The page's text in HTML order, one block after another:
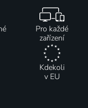
Pro každé
zařízení
Kdekoli
v EU